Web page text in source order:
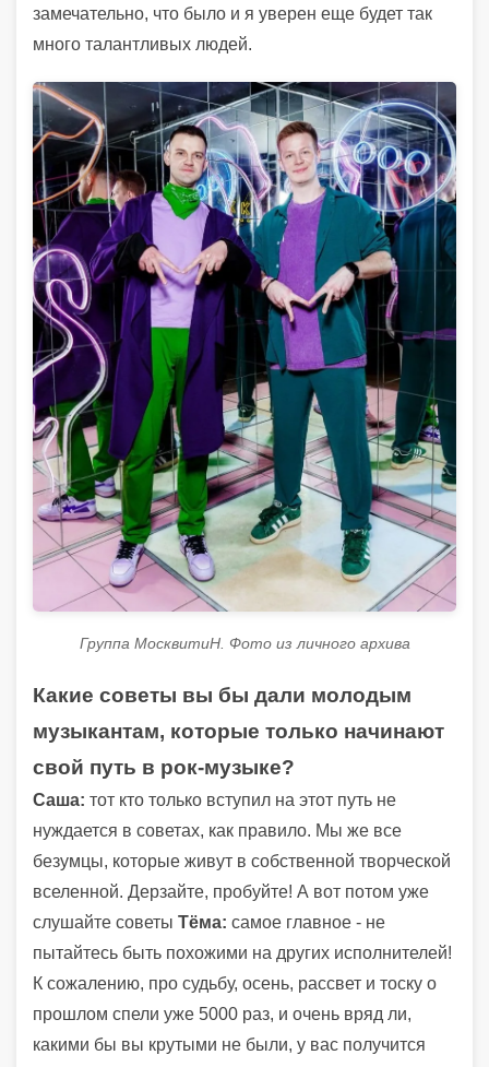
замечательно, что было и я уверен еще будет так
много талантливых людей.
Группа МосквитиН. Фото из личного архива
Какие советы вы бы дали молодым
музыкантам, которые только начинают
свой путь в рок-музыке?
Саша: тот кто только вступил на этот путь не
нуждается в советах, как правило. Мы же все
безумцы, которые живут в собственной творческой
вселенной. Дерзайте, пробуйте! А вот потом уже
слушайте советы Тёма: самое главное - не
пытайтесь быть похожими на других исполнителей!
К сожалению, про судьбу, осень, рассвет и тоску о
прошлом спели уже 5000 раз, и очень вряд ли,
какими бы вы крутыми не были, у вас получится